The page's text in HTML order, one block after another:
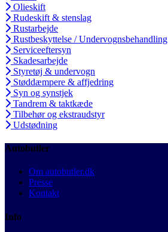
Olieskift
Rudeskift & stenslag
Rustarbejde
Rustbeskyttelse / Undervognsbehandling
Serviceeftersyn
Skadesarbejde
Styretøj & undervogn
Støddæmpere & affjedring
Syn og synstjek
Tandrem & taktkæde
Tilbehør og ekstraudstyr
Udstødning
Autobutler
Om autobutler.dk
Presse
Kontakt
Info